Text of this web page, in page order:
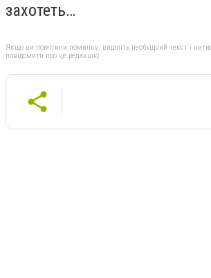
захотеть…
Якщо ви помітили помилку, виділіть необхідний текст і
повідомити про це редакцію